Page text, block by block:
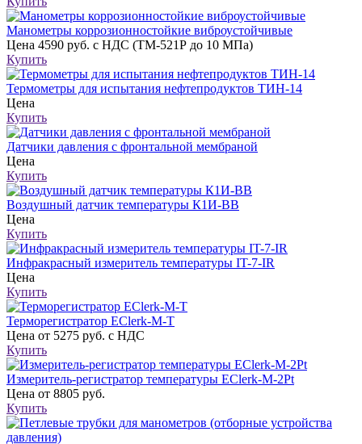
Манометры коррозионностойкие виброустойчивые
Цена 4590 руб. с НДС (ТМ-521Р до 10 МПа)
Купить
Термометры для испытания нефтепродуктов ТИН-14
Цена
Купить
Датчики давления с фронтальной мембраной
Цена
Купить
Воздушный датчик температуры К1И-ВВ
Цена
Купить
Инфракрасный измеритель температуры IT-7-IR
Цена
Купить
Терморегистратор EClerk-M-T
Цена от 5275 руб. с НДС
Купить
Измеритель-регистратор температуры EClerk-M-2Pt
Цена от 8805 руб.
Купить